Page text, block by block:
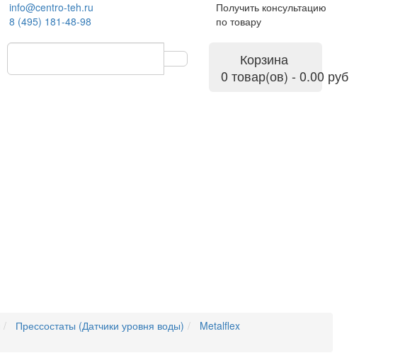
info@centro-teh.ru
8 (495) 181-48-98
Получить консультацию
по товару
Корзина
0 товар(ов) - 0.00 руб
Прессостаты (Датчики уровня воды)
Metalflex